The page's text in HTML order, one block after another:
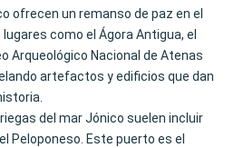
ofrecen un remanso de paz en el
como el Ágora Antigua, el
Arqueológico Nacional de Atenas
artefactos y edificios que dan
del mar Jónico suelen incluir
Peloponeso. Este puerto es el